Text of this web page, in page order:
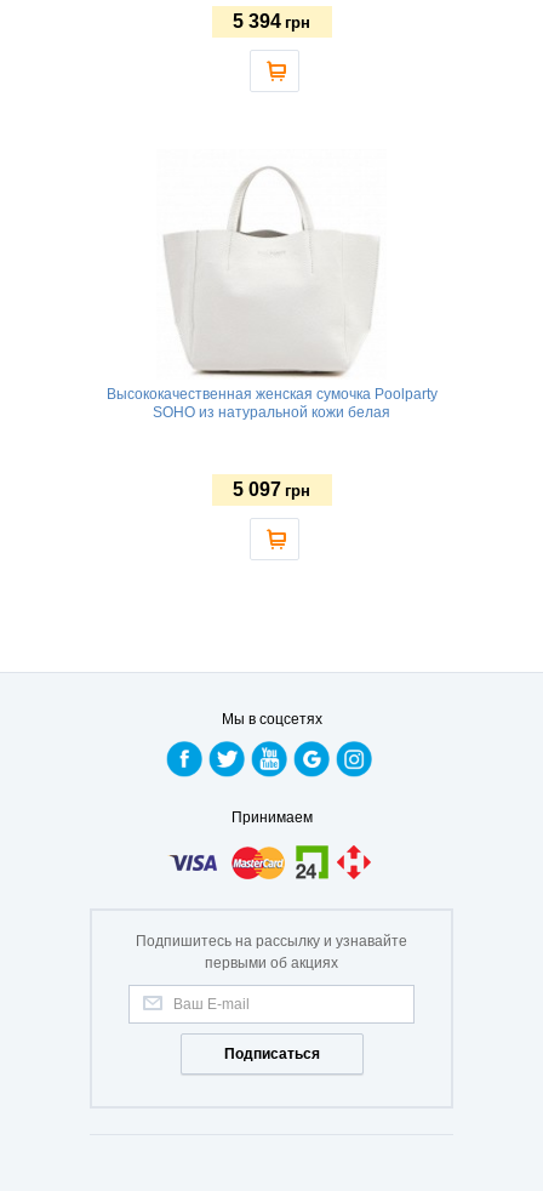
5 394 грн
Высококачественная женская сумочка Poolparty
SOHO из натуральной кожи белая
5 097 грн
Мы в соцсетях
Принимаем
Подпишитесь на рассылку и узнавайте
первыми об акциях
Подписаться